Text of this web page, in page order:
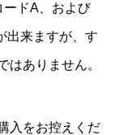
ードA、および
出来ますが、す
はありません。
入をお控えくだ